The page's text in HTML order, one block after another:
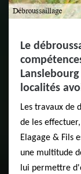
Le
localités
Les travaux de
de les
Elagage & Fils
une multitude
lui permettre